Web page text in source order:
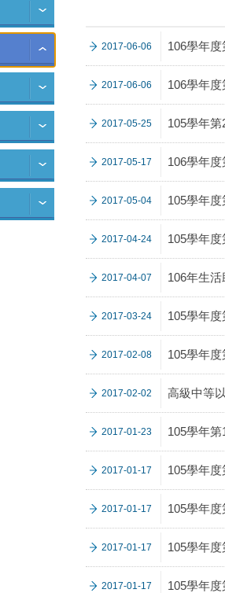
2017-06-06 106學年
2017-06-06 106學年
2017-05-25 105學年
2017-05-17 106學年
2017-05-04 105學年
2017-04-24 105學年
2017-04-07 106年生
2017-03-24 105學年
2017-02-08 105學年
2017-02-02 高級中等
2017-01-23 105學年
2017-01-17 105學年
2017-01-17 105學年
2017-01-17 105學年
2017-01-17 105學年